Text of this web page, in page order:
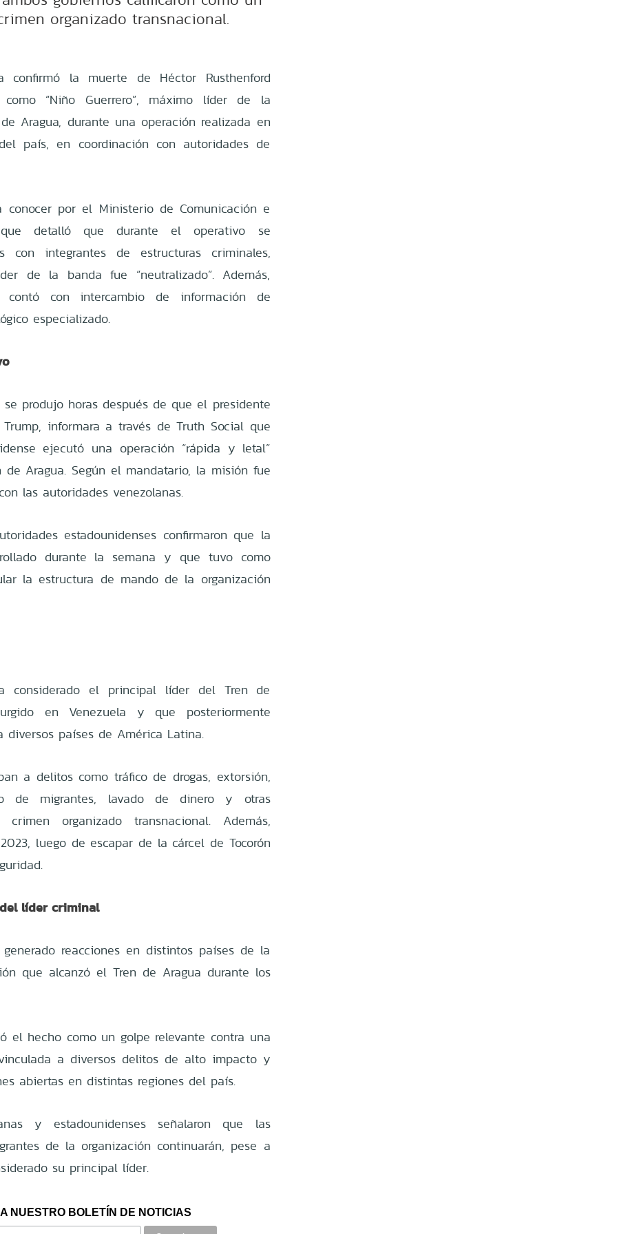
organizado transnacional.
confirmó la muerte de Héctor Rusthenford
como “Niño Guerrero”, máximo líder de la
Aragua, durante una operación realizada en
país, en coordinación con autoridades de
por el Ministerio de Comunicación e
que detalló que durante el operativo se
con integrantes de estructuras criminales,
de la banda fue “neutralizado”. Además,
con intercambio de información de
especializado.
se produjo horas después de que el presidente
informara a través de Truth Social que
ejecutó una operación “rápida y letal”
Aragua. Según el mandatario, la misión fue
las autoridades venezolanas.
estadounidenses confirmaron que la
durante la semana y que tuvo como
la estructura de mando de la organización
considerado el principal líder del Tren de
en Venezuela y que posteriormente
diversos países de América Latina.
a delitos como tráfico de drogas, extorsión,
de migrantes, lavado de dinero y otras
organizado transnacional. Además,
luego de escapar de la cárcel de Tocorón
líder criminal
reacciones en distintos países de la
que alcanzó el Tren de Aragua durante los
el hecho como un golpe relevante contra una
a diversos delitos de alto impacto y
abiertas en distintas regiones del país.
y estadounidenses señalaron que las
de la organización continuarán, pese a
su principal líder.
NUESTRO BOLETÍN DE NOTICIAS